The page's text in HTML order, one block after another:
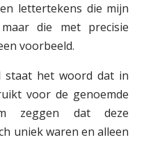
lettertekens die mijn
die met precisie
voorbeeld.
staat het woord dat in
voor de genoemde
zeggen dat deze
uniek waren en alleen